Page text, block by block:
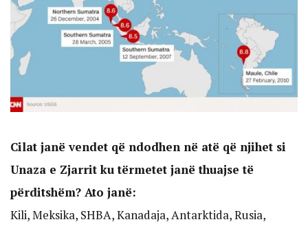
Cilat janë vendet që ndodhen në atë që njihet si
Unaza e Zjarrit ku tërmetet janë thuajse të
përditshëm? Ato janë:
Kili, Meksika, SHBA, Kanadaja, Antarktida, Rusia,